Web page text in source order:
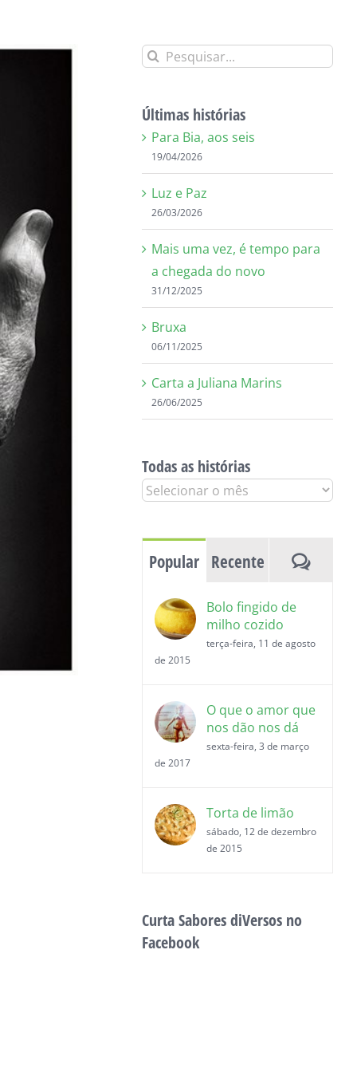
Buscar
Últimas histórias
Para Bia, aos seis
19/04/2026
Luz e Paz
26/03/2026
Mais uma vez, é tempo para
a chegada do novo
31/12/2025
Bruxa
06/11/2025
Carta a Juliana Marins
26/06/2025
Todas as histórias
Todas
Popular Recente
Bolo fingido de
milho cozido
terça-feira, 11 de agosto
de 2015
O que o amor que
nos dão nos dá
sexta-feira, 3 de março
de 2017
Torta de limão
sábado, 12 de dezembro
de 2015
Curta Sabores diVersos no
Facebook